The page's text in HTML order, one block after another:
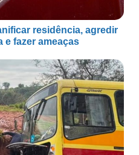
residência, agredir
e fazer ameaças